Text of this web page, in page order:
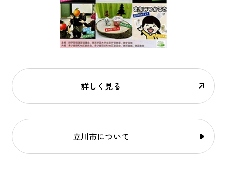
詳しく見る
立川市について